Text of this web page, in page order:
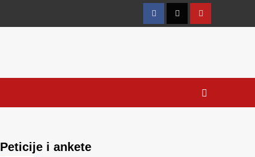
Peticije i ankete